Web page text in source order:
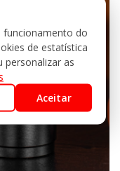
funcionamento do
de estatística
personalizar as
Aceitar